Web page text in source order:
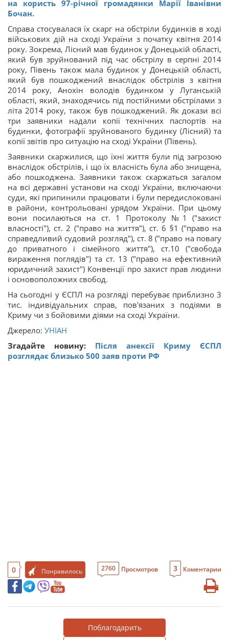
на користь 97-річної громадянки Марії Іванівни
Бочан.
Справа стосувалася їх скарг на обстріли будинків в ході
військових дій на сході України з початку квітня 2014
року. Зокрема, Лісний мав будинок у Донецькій області,
який був зруйнований під час обстрілу в серпні 2014
року, Півень також мала будинок у Донецькій області,
який був пошкоджений внаслідок обстрілів з квітня
2014 року, Анохін володів будинком у Луганській
області, який, знаходячись під постійними обстрілами з
літа 2014 року, також був пошкоджений. Як докази всі
три заявники надали копії технічних паспортів на
будинки, фотографії зруйнованого будинку (Лісний) та
копії звітів про ситуацію на сході України (Півень).
Заявники скаржилися, що їхні життя були під загрозою
внаслідок обстрілів, і що їх власність була або знищена,
або пошкоджена. Заявники також скаржаться загалом
на всі державні установи на сході України, включаючи
суди, які припинили працювати і були передислоковані
в райони, контрольовані урядом України. При цьому
вони посилаються на ст. 1 Протоколу №1 ("захист
власності"), ст. 2 ("право на життя"), ст. 6 §1 ("право на
справедливий судовий розгляд"), ст. 8 ("право на повагу
до приватного і сімейного життя"), ст.10 ("свобода
вираження поглядів") та ст. 13 ("право на ефективний
юридичний захист") Конвенції про захист прав людини
і основоположних свобод.
На сьогодні у ЄСПЛ на розгляді перебуває приблизно 3
тис. індивідуальних справ, пов'язаних з подіями в
Криму чи з бойовими діями на сході України.
Джерело: УНІАН
Згадайте новину: Після анексії Криму ЄСПЛ
розглядає близько 500 заяв проти РФ
0 Понравилось 2760 Просмотров 3 Коментарии
Поблагодарить